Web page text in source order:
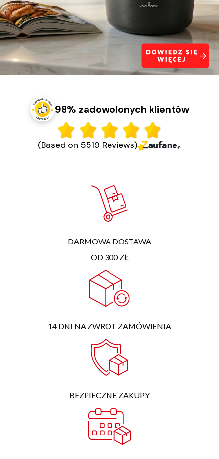
98% zadowolonych klientów
(Based on 5519 Reviews)
DARMOWA DOSTAWA
OD 300 ZŁ
14 DNI NA ZWROT ZAMÓWIENIA
BEZPIECZNE ZAKUPY